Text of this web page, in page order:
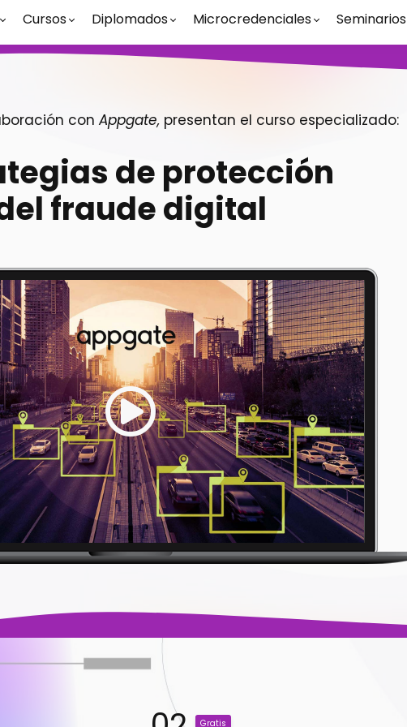
Cursos Diplomados Microcredenciales Seminarios
con Appgate, presentan el curso especializado:
de protección
fraude digital
Gratis